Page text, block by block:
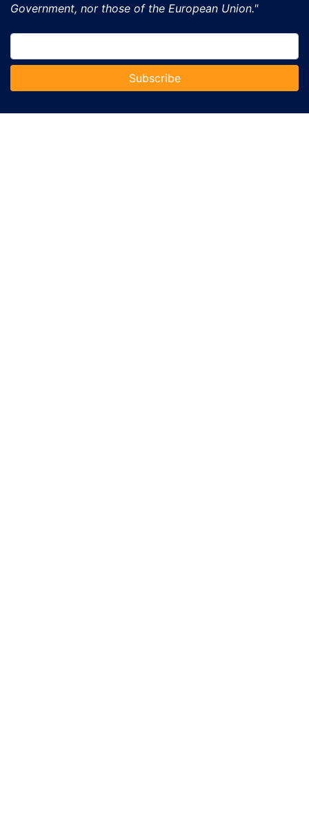
Government, nor those of the European Union."
Subscribe